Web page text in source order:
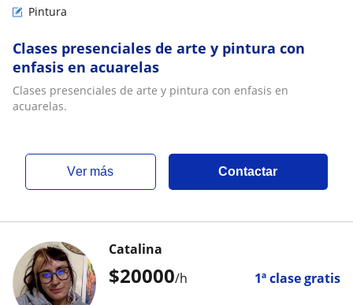
Pintura
Clases presenciales de arte y pintura con
enfasis en acuarelas
Clases presenciales de arte y pintura con enfasis en
acuarelas.
ver más Contactar
$20000/h 1ª clase gratis
Catalina